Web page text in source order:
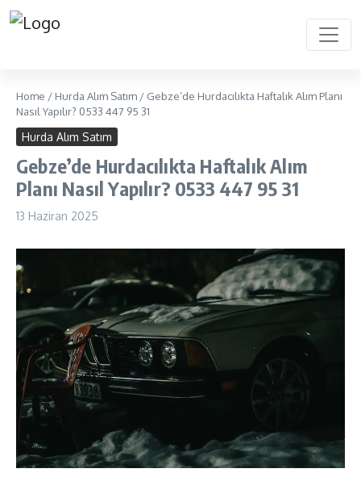
Home / Hurda Alım Satım / Gebze’de Hurdacılıkta Haftalık Alım Planı
Nasıl Yapılır? 0533 447 95 31
Hurda Alım Satım
Gebze’de Hurdacılıkta Haftalık Alım
Planı Nasıl Yapılır? 0533 447 95 31
13 Haziran 2025